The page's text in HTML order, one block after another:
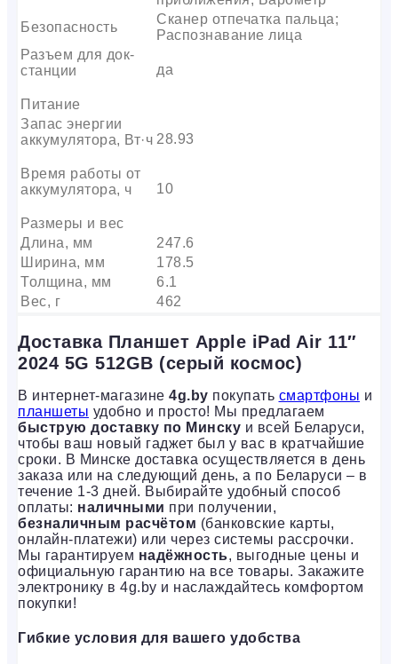
Безопасность
Сканер отпечатка пальца;
Распознавание лица
Разъем для док-
станции
да
Питание
Запас энергии
аккумулятора, Вт·ч 28.93
Время работы от
аккумулятора, ч
10
Размеры и вес
Длина, мм
247.6
Ширина, мм
178.5
Толщина, мм
6.1
Вес, г
462
Доставка Планшет Apple iPad Air 11″
2024 5G 512GB (серый космос)
В интернет-магазине 4g.by покупать смартфоны и
планшеты удобно и просто! Мы предлагаем
быструю доставку по Минску и всей Беларуси,
чтобы ваш новый гаджет был у вас в кратчайшие
сроки. В Минске доставка осуществляется в день
заказа или на следующий день, а по Беларуси – в
течение 1-3 дней. Выбирайте удобный способ
оплаты: наличными при получении,
безналичным расчётом (банковские карты,
онлайн-платежи) или через системы рассрочки.
Мы гарантируем надёжность, выгодные цены и
официальную гарантию на все товары. Закажите
электронику в 4g.by и наслаждайтесь комфортом
покупки!
Гибкие условия для вашего удобства